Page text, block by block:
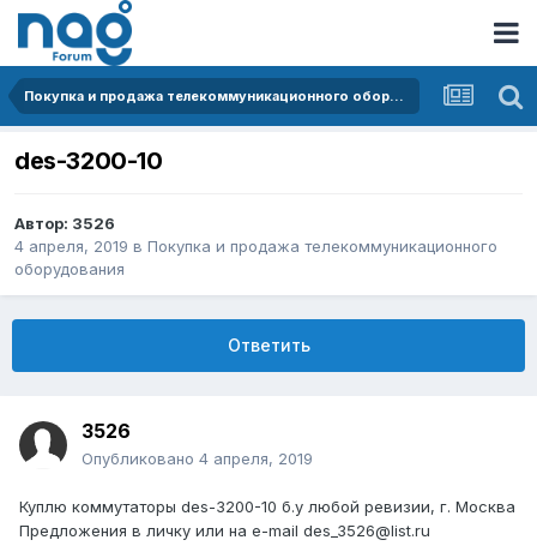
Покупка и продажа телекоммуникационного оборудования
des-3200-10
Автор: 3526
4 апреля, 2019 в Покупка и продажа телекоммуникационного
оборудования
Ответить
3526
Опубликовано 4 апреля, 2019
Куплю коммутаторы des-3200-10 б.у любой ревизии, г. Москва
Предложения в личку или на e-mail des_3526@list.ru